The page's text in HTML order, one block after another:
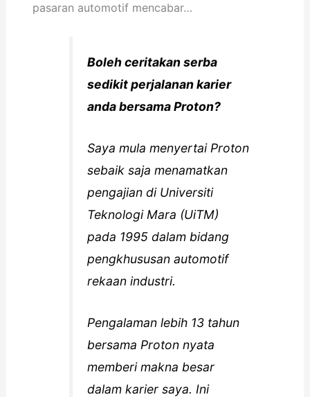
pasaran automotif mencabar…
Boleh ceritakan serba
sedikit perjalanan karier
anda bersama Proton?
Saya mula menyertai Proton
sebaik saja menamatkan
pengajian di Universiti
Teknologi Mara (UiTM)
pada 1995 dalam bidang
pengkhususan automotif
rekaan industri.
Pengalaman lebih 13 tahun
bersama Proton nyata
memberi makna besar
dalam karier saya. Ini